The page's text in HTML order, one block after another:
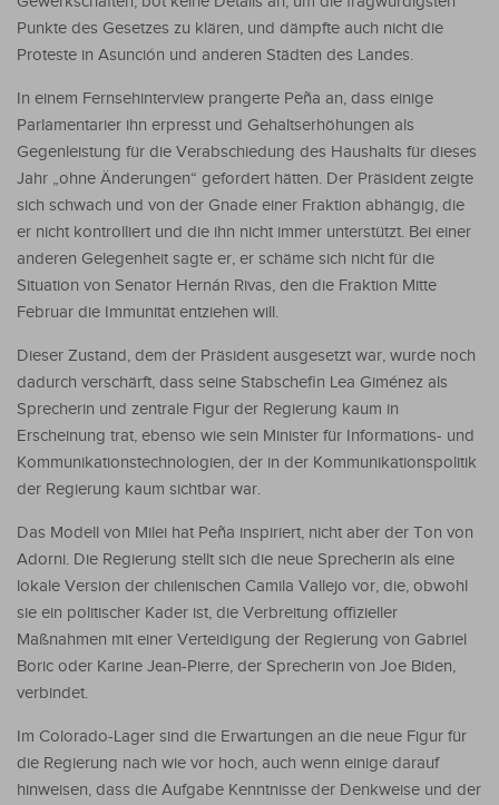
Punkte des Gesetzes zu klären, und dämpfte auch nicht die
Proteste in Asunción und anderen Städten des Landes.
In einem Fernsehinterview prangerte Peña an, dass einige
Parlamentarier ihn erpresst und Gehaltserhöhungen als
Gegenleistung für die Verabschiedung des Haushalts für dieses
Jahr „ohne Änderungen“ gefordert hätten. Der Präsident zeigte
sich schwach und von der Gnade einer Fraktion abhängig, die
er nicht kontrolliert und die ihn nicht immer unterstützt. Bei einer
anderen Gelegenheit sagte er, er schäme sich nicht für die
Situation von Senator Hernán Rivas, den die Fraktion Mitte
Februar die Immunität entziehen will.
Dieser Zustand, dem der Präsident ausgesetzt war, wurde noch
dadurch verschärft, dass seine Stabschefin Lea Giménez als
Sprecherin und zentrale Figur der Regierung kaum in
Erscheinung trat, ebenso wie sein Minister für Informations- und
Kommunikationstechnologien, der in der Kommunikationspolitik
der Regierung kaum sichtbar war.
Das Modell von Milei hat Peña inspiriert, nicht aber der Ton von
Adorni. Die Regierung stellt sich die neue Sprecherin als eine
lokale Version der chilenischen Camila Vallejo vor, die, obwohl
sie ein politischer Kader ist, die Verbreitung offizieller
Maßnahmen mit einer Verteidigung der Regierung von Gabriel
Boric oder Karine Jean-Pierre, der Sprecherin von Joe Biden,
verbindet.
Im Colorado-Lager sind die Erwartungen an die neue Figur für
die Regierung nach wie vor hoch, auch wenn einige darauf
hinweisen, dass die Aufgabe Kenntnisse der Denkweise und der